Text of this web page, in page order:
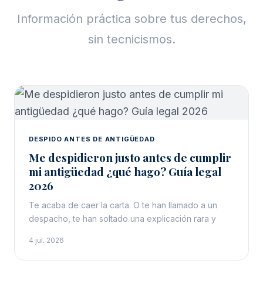
Información práctica sobre tus derechos,
sin tecnicismos.
DESPIDO ANTES DE ANTIGÜEDAD
Me despidieron justo antes de cumplir
mi antigüedad ¿qué hago? Guía legal
2026
Te acaba de caer la carta. O te han llamado a un
despacho, te han soltado una explicación rara y
4 jul. 2026